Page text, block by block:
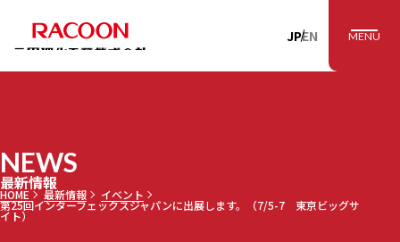
RACOON 三田理
JPEN MENU
NEWS
最新情報
HOME 最新情報 イベント
第25回インターフェックスジャパンに出展します。（7/5-7 東京ビッグサ
イト）